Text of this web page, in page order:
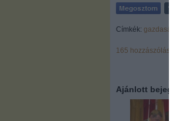
Címkék: gazdaság
165 hozzászólás
Ajánlott